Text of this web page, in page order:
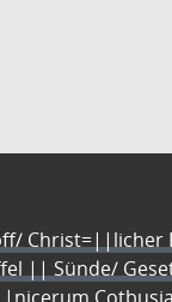
|| Sünde/